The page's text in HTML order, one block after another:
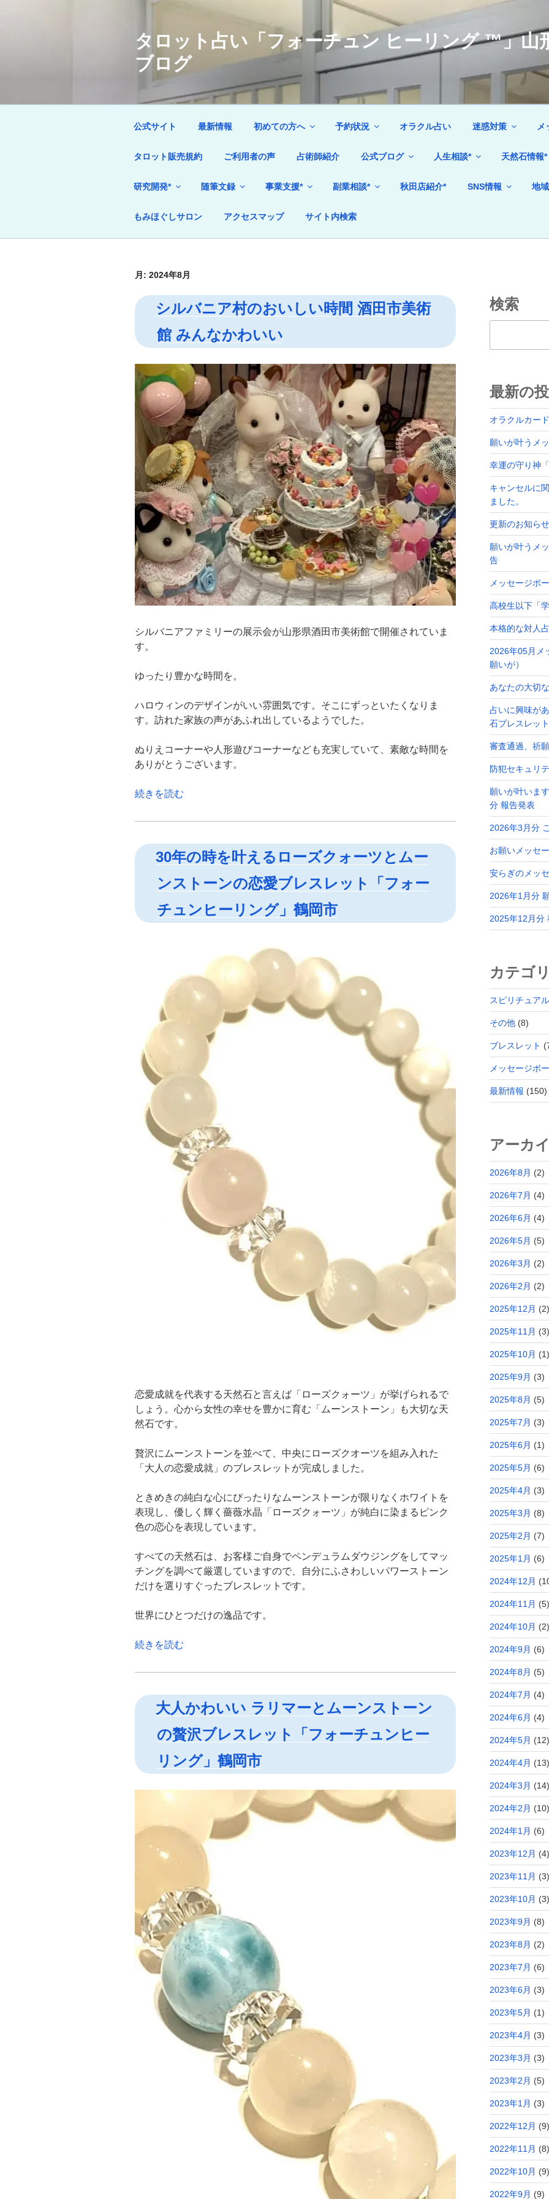
タロット占い「フォーチュン ヒーリング ™」山
ブログ
公式サイト 最新情報 初めての方へ 予約状況 オラクル占い 迷惑対策 メ
タロット販売規約 ご利用者の声 占術師紹介 公式ブログ 人生相談* 天然石情報*
研究開発* 随筆文録 事業支援* 副業相談* 秋田店紹介* SNS情報 地
もみほぐしサロン アクセスマップ サイト内検索
月: 2024年8月
シルバニア村のおいしい時間 酒田市美術
館 みんなかわいい
シルバニアファミリーの展示会が山形県酒田市美術館で開催されていま
す。
ゆったり豊かな時間を。
ハロウィンのデザインがいい雰囲気です。そこにずっといたくなりま
す。訪れた家族の声があふれ出しているようでした。
ぬりえコーナーや人形遊びコーナーなども充実していて、素敵な時間を
ありがとうございます。
“シ
バ
ア
い
館
み
続きを読む
30年の時を叶えるローズクォーツとムー
ンストーンの恋愛ブレスレット「フォー
チュンヒーリング」鶴岡市
恋愛成就を代表する天然石と言えば「ローズクォーツ」が挙げられるで
しょう。心から女性の幸せを豊かに育む「ムーンストーン」も大切な天
然石です。
贅沢にムーンストーンを並べて、中央にローズクオーツを組み入れた
「大人の恋愛成就」のブレスレットが完成しました。
ときめきの純白な心にぴったりなムーンストーンが限りなくホワイトを
表現し、優しく輝く薔薇水晶「ローズクォーツ」が純白に染まるピンク
色の恋心を表現しています。
すべての天然石は、お客様ご自身でペンデュラムダウジングをしてマッ
チングを調べて厳選していますので、自分にふさわしいパワーストーン
だけを選りすぐったブレスレットです。
世界にひとつだけの逸品です。
“30
の
を
ロ
ズ
ー
ン
ス
ト
ー
ン
続きを読む
大人かわいい ラリマーとムーンストーン
の贅沢ブレスレット「フォーチュンヒー
リング」鶴岡市
検索
最新の
オラクルカー
願いが叶うメ
幸運の守り神
キャンセルに
ました。
更新のお知ら
願いが叶うメ
告
メッセージボ
高校生以下「
本格的な対人
2026年05月メ
願いが）
あなたの大切
占いに興味が
石ブレスレット
審査通過、祈
防犯セキュリ
願いが叶いま
分 報告発表
2026年3月分
お願いメッセ
安らぎのメッ
2026年1月分
2025年12月分
カテゴ
スピリチュアル
その他(8)
ブレスレット
メッセージボ
最新情報 (150)
アーカ
2026年8月 (2)
2026年7月 (4)
2026年6月 (4)
2026年5月 (5)
2026年3月 (2)
2026年2月 (2)
2025年12月 (2)
2025年11月 (3)
2025年10月 (1)
2025年9月 (3)
2025年8月 (5)
2025年7月 (3)
2025年6月 (1)
2025年5月 (6)
2025年4月 (3)
2025年3月 (8)
2025年2月 (7)
2025年1月 (6)
2024年12月
2024年11月 (5)
2024年10月 (2)
2024年9月 (6)
2024年8月 (5)
2024年7月 (4)
2024年6月 (4)
2024年5月 (12)
2024年4月 (13)
2024年3月 (14)
2024年2月 (10)
2024年1月 (6)
2023年12月 (4)
2023年11月 (3)
2023年10月 (3)
2023年9月 (8)
2023年8月 (2)
2023年7月 (6)
2023年6月 (3)
2023年5月 (1)
2023年4月 (3)
2023年3月 (3)
2023年2月 (5)
2023年1月 (3)
2022年12月 (9)
2022年11月 (8)
2022年10月 (9)
2022年9月 (9)